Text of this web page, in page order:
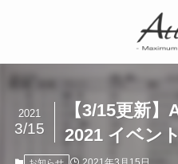
【3/15更新
2021 イベン
2021
3/15